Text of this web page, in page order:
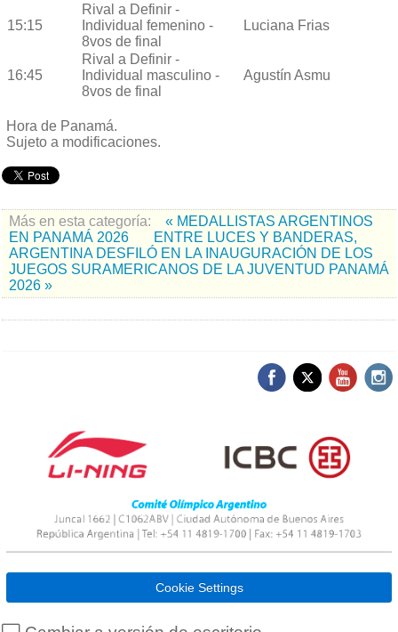
15:15
Rival a Definir -
Individual femenino -
8vos de final
Luciana Frias
16:45
Rival a Definir -
Individual masculino -
8vos de final
Agustín Asmu
Hora de Panamá.
Sujeto a modificaciones.
Más en esta categoría:
« MEDALLISTAS ARGENTINOS
EN PANAMÁ 2026
ENTRE LUCES Y BANDERAS,
ARGENTINA DESFILÓ EN LA INAUGURACIÓN DE LOS
JUEGOS SURAMERICANOS DE LA JUVENTUD PANAMÁ
2026 »
Cookie Settings